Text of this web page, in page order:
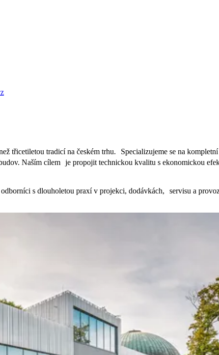
třicetiletou tradicí na českém trhu. Specializujeme se na
Naším cílem je propojit technickou kvalitu s ekonomickou
s dlouholetou praxí v projekci, dodávkách, servisu a